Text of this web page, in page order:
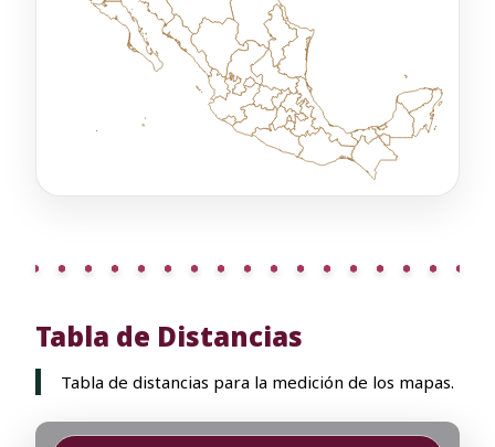
Tabla de Distancias
Tabla de distancias para la medición de los mapas.